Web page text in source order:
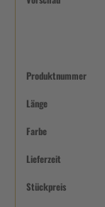
Produktnummer
Länge
Farbe
Lieferzeit
Stückpreis